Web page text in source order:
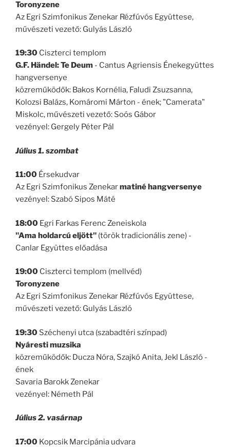
Toronyzene
Az Egri Szimfonikus Zenekar Rézfúvós Együttese,
művészeti vezető: Gulyás László
19:30 Ciszterci templom
G.F. Händel: Te Deum - Cantus Agriensis Énekegyüttes
hangversenye
közreműködők: Bakos Kornélia, Faludi Zsuzsanna,
Kolozsi Balázs, Komáromi Márton - ének; "Camerata"
Miskolc, művészeti vezető: Soós Gábor
vezényel: Gergely Péter Pál
Július 1. szombat
11:00 Érsekudvar
Az Egri Szimfonikus Zenekarmatiné hangversenye
vezényel: Szabó Sipos Máté
18:00 Egri Farkas Ferenc Zeneiskola
"Ama holdarcú eljött" (török tradicionális zene) -
Canlar Együttes előadása
19:00 Ciszterci templom (mellvéd)
Toronyzene
Az Egri Szimfonikus Zenekar Rézfúvós Együttese,
művészeti vezető: Gulyás László
19:30 Széchenyi utca (szabadtéri színpad)
Nyáresti muzsika
közreműködők: Ducza Nóra, Szajkó Anita, Jekl László -
ének
Savaria Barokk Zenekar
vezényel: Németh Pál
Július 2. vasárnap
17:00 Kopcsik Marcipánia udvara